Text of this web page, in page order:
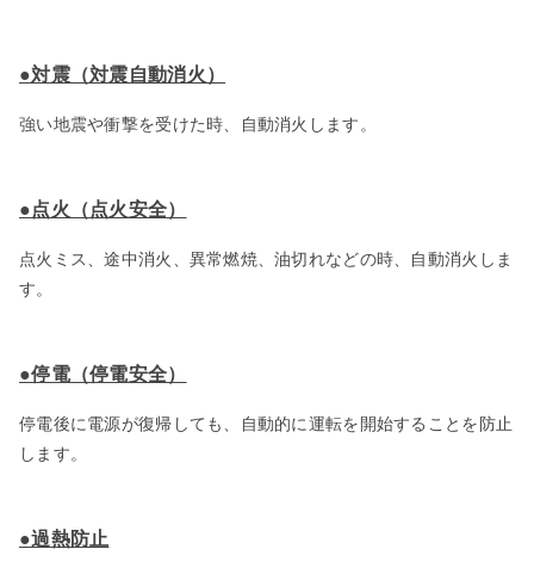
●対震（対震自動消火）
強い地震や衝撃を受けた時、自動消火します。
●点火（点火安全）
点火ミス、途中消火、異常燃焼、油切れなどの時、自動消火しま
す。
●停電（停電安全）
停電後に電源が復帰しても、自動的に運転を開始することを防止
します。
●過熱防止